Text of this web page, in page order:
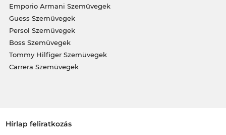
Emporio Armani Szemüvegek
Guess Szemüvegek
Persol Szemüvegek
Boss Szemüvegek
Tommy Hilfiger Szemüvegek
Carrera Szemüvegek
Hírlap feliratkozás